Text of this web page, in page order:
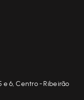
e 6, Centro - Ribeirão